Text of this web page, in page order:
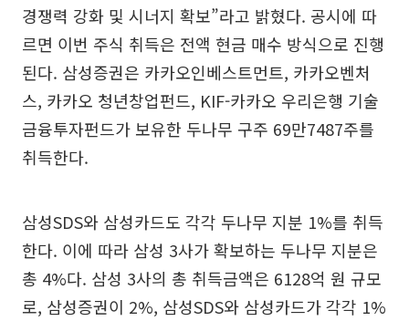
경쟁력 강화 및 시너지 확보”라고 밝혔다. 공시에 따
르면 이번 주식 취득은 전액 현금 매수 방식으로 진행
된다. 삼성증권은 카카오인베스트먼트, 카카오벤처
스, 카카오 청년창업펀드, KIF-카카오 우리은행 기술
금융투자펀드가 보유한 두나무 구주 69만7487주를
취득한다.
삼성SDS와 삼성카드도 각각 두나무 지분 1%를 취득
한다. 이에 따라 삼성 3사가 확보하는 두나무 지분은
총 4%다. 삼성 3사의 총 취득금액은 6128억 원 규모
로, 삼성증권이 2%, 삼성SDS와 삼성카드가 각각 1%